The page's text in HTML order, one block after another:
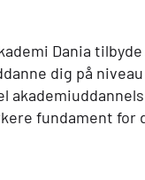
Dania
dig på
fundament for